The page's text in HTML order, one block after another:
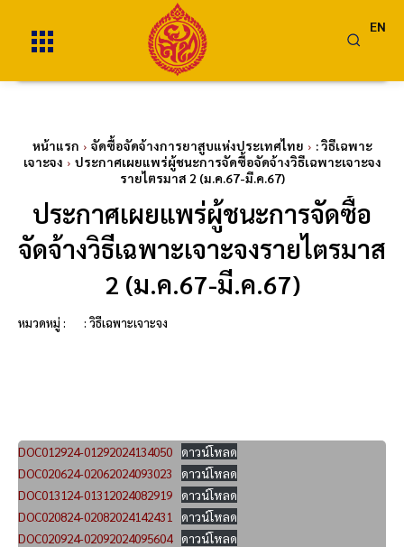
EN
หน้าแรก จัดซื้อจัดจ้างการยาสูบแห่งประเทศไทย
: วิธีเฉพาะ
เจาะจง
ประกาศเผยแพร่ผู้ชนะการจัดซื้อจัดจ้างวิธีเฉพาะเจาะจง
รายไตรมาส 2 (ม.ค.67-มี.ค.67)
ประกาศเผยแพร่ผู้ชนะการจัดซื้อ
จัดจ้างวิธีเฉพาะเจาะจงรายไตรมาส
2 (ม.ค.67-มี.ค.67)
หมวดหมู่ : : วิธีเฉพาะเจาะจง
DOC012924-01292024134050
ดาวน์โหลด
DOC020624-02062024093023
ดาวน์โหลด
DOC013124-01312024082919
ดาวน์โหลด
DOC020824-02082024142431
ดาวน์โหลด
DOC020924-02092024095604
ดาวน์โหลด